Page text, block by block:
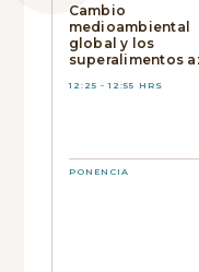
Cambio
medioambiental
global y los
superalimentos
12:25 - 12:55 HRS
PONENCIA